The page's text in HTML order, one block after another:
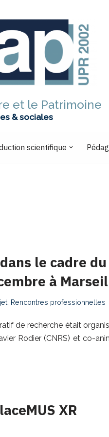
et le Patrimoine
& sociales
scientifique
le cadre
à
Rencontres professionnelles
de recherche était
Rodier (CNRS) et co-
XR